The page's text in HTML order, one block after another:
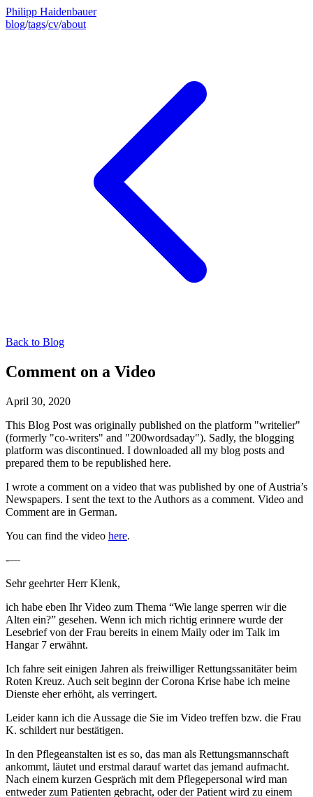
Philipp Haidenbauer
blog/tags/cv/about
Back to Blog
Comment on a Video
April 30, 2020
This Blog Post was originally published on the platform "writelier"
(formerly "co-writers" and "200wordsaday"). Sadly, the blogging
platform was discontinued. I downloaded all my blog posts and
prepared them to be republished here.
I wrote a comment on a video that was published by one of Austria’s
Newspapers. I sent the text to the Authors as a comment. Video and
Comment are in German.
You can find the video here.
-—
Sehr geehrter Herr Klenk,
ich habe eben Ihr Video zum Thema “Wie lange sperren wir die
Alten ein?” gesehen. Wenn ich mich richtig erinnere wurde der
Lesebrief von der Frau bereits in einem Maily oder im Talk im
Hangar 7 erwähnt.
Ich fahre seit einigen Jahren als freiwilliger Rettungssanitäter beim
Roten Kreuz. Auch seit beginn der Corona Krise habe ich meine
Dienste eher erhöht, als verringert.
Leider kann ich die Aussage die Sie im Video treffen bzw. die Frau
K. schildert nur bestätigen.
In den Pflegeanstalten ist es so, das man als Rettungsmannschaft
ankommt, läutet und erstmal darauf wartet das jemand aufmacht.
Nach einem kurzen Gespräch mit dem Pflegepersonal wird man
entweder zum Patienten gebracht, oder der Patient wird zu einem